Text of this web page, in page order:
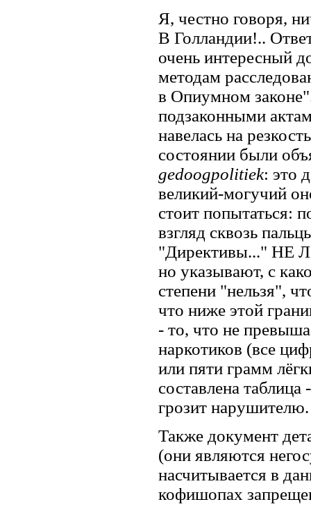
Я, честно говоря,
В Голландии!..
очень интересный
методам
в Опиумном
подзаконными
навелась на
состоянии были
gedoogpolitiek: это
великий-могучий
стоит попытаться:
взгляд сквозь
"Директивы..." НЕ
но указывают, с
степени "нельзя",
что ниже этой
- то, что не
наркотиков (все
или пяти грамм
составлена
грозит нарушителю.
Также документ
(они являются
насчитывается в
кофишопах